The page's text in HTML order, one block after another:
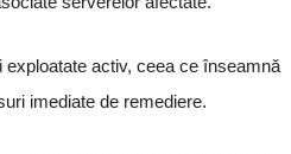
activ, ceea ce înseamnă
imediate de remediere.